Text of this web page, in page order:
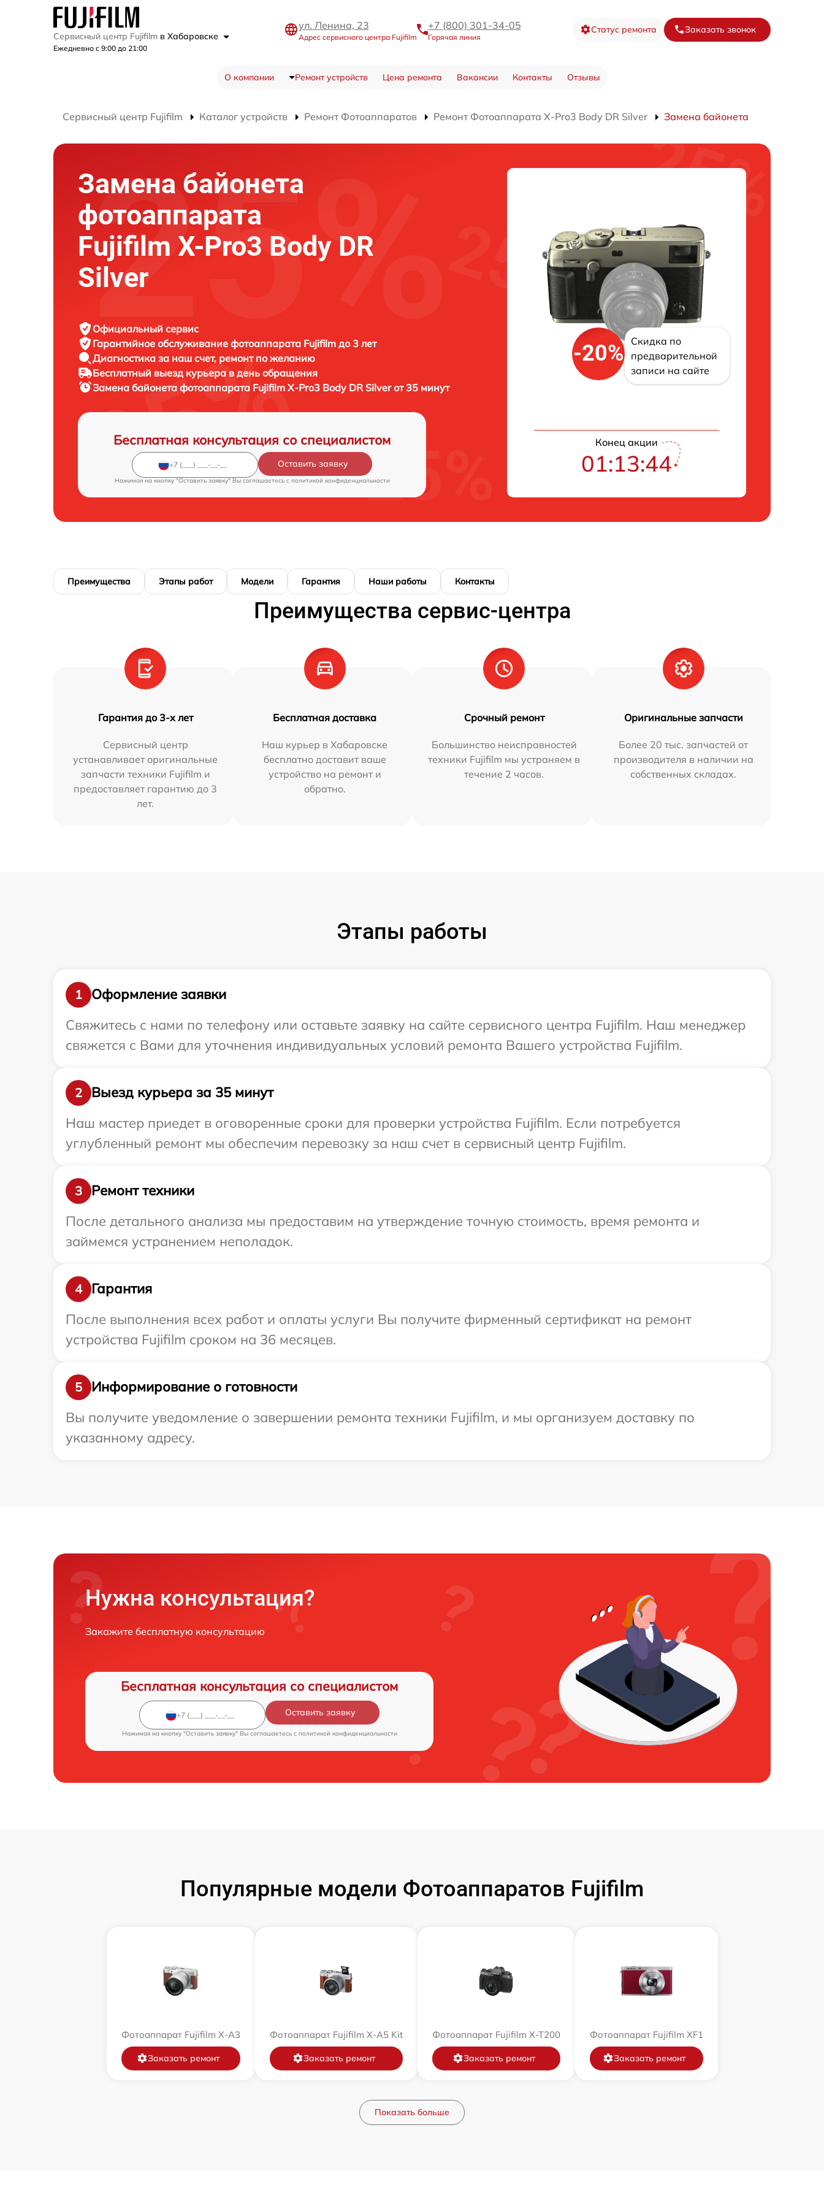
Сервисный центр Fujifilm в Хабаровске
Ежедневно с 9:00 до 21:00
ул. Ленина, 23
Адрес сервисного центра Fujifilm
+7 (800) 301-34-05
Горячая линия
Статус ремонта Заказать звонок
О компании Ремонт устройств Цена ремонта Вакансии Контакты Отзывы
Сервисный центр Fujifilm Каталог устройств Ремонт Фотоаппаратов Ремонт Фотоаппарата X-Pro3 Body DR Silver Замена байонета
Замена байонета
фотоаппарата
Fujifilm X-Pro3 Body DR
Silver
Официальный сервис
Гарантийное обслуживание фотоаппарата Fujifilm до 3 лет
Диагностика за наш счет, ремонт по желанию
Бесплатный выезд курьера в день обращения
Замена байонета фотоаппарата Fujifilm X-Pro3 Body DR Silver от 35 минут
Бесплатная консультация со специалистом
Оставить заявку
Нажимая на кнопку "Оставить заявку" Вы соглашаетесь c политикой конфиденциальности
-20%
Скидка по
предварительной
записи на сайте
Конец акции
01:13:43
Преимущества Этапы работ Модели Гарантия Наши работы Контакты
Преимущества сервис-центра
Гарантия до 3-х лет
Сервисный центр
устанавливает оригинальные
запчасти техники Fujifilm и
предоставляет гарантию до 3
лет.
Бесплатная доставка
Наш курьер в Хабаровске
бесплатно доставит ваше
устройство на ремонт и
обратно.
Срочный ремонт
Большинство неисправностей
техники Fujifilm мы устраняем в
течение 2 часов.
Оригинальные запчасти
Более 20 тыс. запчастей от
производителя в наличии на
собственных складах.
Этапы работы
1
Оформление заявки
Свяжитесь с нами по телефону или оставьте заявку на сайте сервисного центра Fujifilm. Наш менеджер
свяжется с Вами для уточнения индивидуальных условий ремонта Вашего устройства Fujifilm.
2
Выезд курьера за 35 минут
Наш мастер приедет в оговоренные сроки для проверки устройства Fujifilm. Если потребуется
углубленный ремонт мы обеспечим перевозку за наш счет в сервисный центр Fujifilm.
3
Ремонт техники
После детального анализа мы предоставим на утверждение точную стоимость, время ремонта и
займемся устранением неполадок.
4
Гарантия
После выполнения всех работ и оплаты услуги Вы получите фирменный сертификат на ремонт
устройства Fujifilm сроком на 36 месяцев.
5
Информирование о готовности
Вы получите уведомление о завершении ремонта техники Fujifilm, и мы организуем доставку по
указанному адресу.
Нужна консультация?
Закажите бесплатную консультацию
Бесплатная консультация со специалистом
Оставить заявку
Нажимая на кнопку "Оставить заявку" Вы соглашаетесь c политикой конфиденциальности
Популярные модели Фотоаппаратов Fujifilm
Фотоаппарат Fujifilm X-A3
Заказать ремонт
Фотоаппарат Fujifilm X-A5 Kit
Заказать ремонт
Фотоаппарат Fujifilm X-T200
Заказать ремонт
Фотоаппарат Fujifilm XF1
Заказать ремонт
Показать больше